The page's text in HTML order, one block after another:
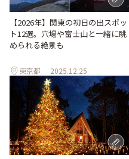
【2026年】関東の初日の出スポッ
ト12選。穴場や富士山と一緒に眺
められる絶景も
東京都 2025.12.25